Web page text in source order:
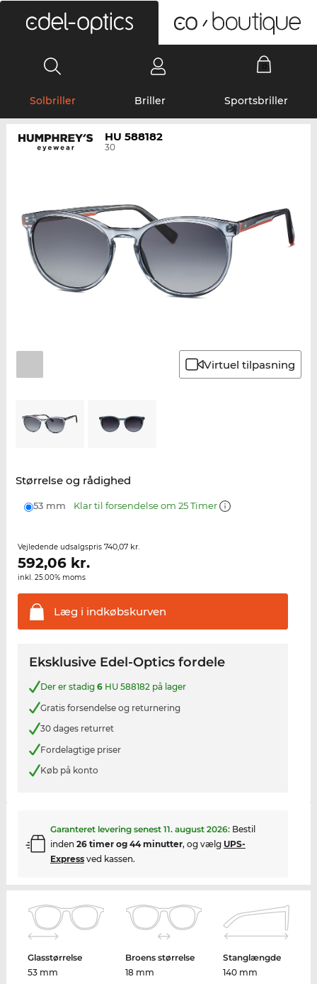
Solbriller Briller Sportsbriller
HU 588182
30
Virtuel tilpasning
Størrelse og rådighed
53 mm Klar til forsendelse om 25 Timer
Vejledende udsalgspris 740,07 kr.
592,06kr.
inkl. 25.00% moms
Læg i indkøbskurven
Eksklusive Edel-Optics fordele
Der er stadig 6HU 588182 på lager
Gratis forsendelse og returnering
30 dages returret
Fordelagtige priser
Køb på konto
Garanteret levering senest 11. august 2026: Bestil
inden 26 timer og 44 minutter, og vælg UPS-
Expressved kassen.
Glasstørrelse
53 mm
Broens størrelse
18 mm
Stanglængde
140 mm